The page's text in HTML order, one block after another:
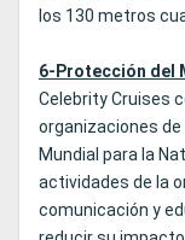
los 130 metros
6-Protección del
Celebrity Cruises
organizaciones de
Mundial para la
actividades de la
comunicación y